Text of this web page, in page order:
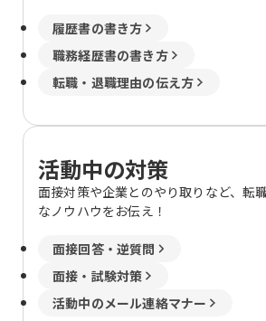
履歴書の書き方
職務経歴書の書き方
転職・退職理由の伝え方
活動中の対策
面接対策や企業とのやり取りなど、転
なノウハウをお伝え！
面接回答・逆質問
面接・試験対策
活動中のメール連絡マナー